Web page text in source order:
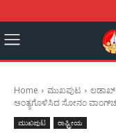
Home ಮುಖಪುಟ
ಲಡಾಖ್
ಅಂತ್ಯಗೊಳಿಸಿದ ಸೋನಂ
ಮುಖಪುಟ ರಾಷ್ಟ್ರೀಯ